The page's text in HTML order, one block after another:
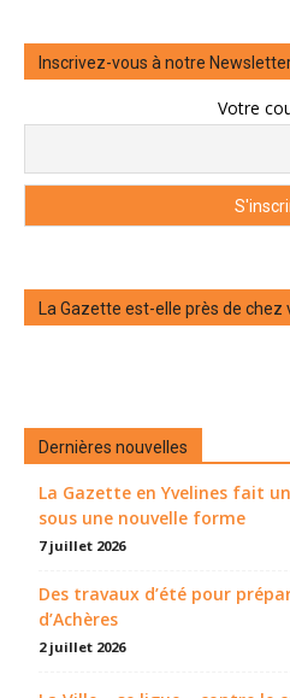
Inscrivez-vous à notre
Votre
La Gazette est-elle près de chez
Dernières nouvelles
La Gazette en Yvelines fait
sous une nouvelle forme
7 juillet 2026
Des travaux d’été pour
d’Achères
2 juillet 2026